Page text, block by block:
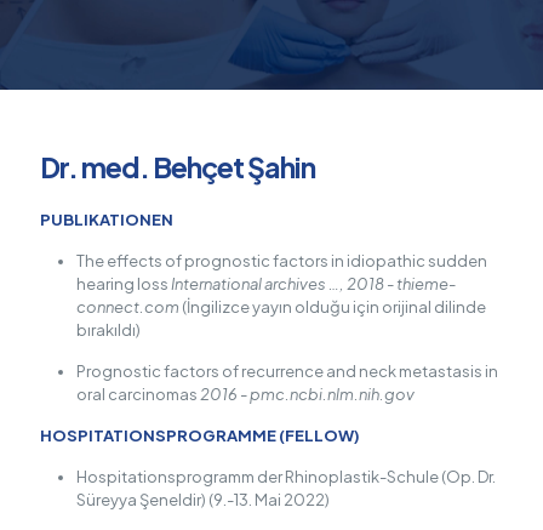
Dr. med. Behçet Şahin
PUBLIKATIONEN
The effects of prognostic factors in idiopathic sudden
hearing lossInternational archives …, 2018 - thieme-
connect.com (İngilizce yayın olduğu için orijinal dilinde
bırakıldı)
Prognostic factors of recurrence and neck metastasis in
oral carcinomas2016 - pmc.ncbi.nlm.nih.gov
HOSPITATIONSPROGRAMME (FELLOW)
Hospitationsprogramm der Rhinoplastik-Schule (Op. Dr.
Süreyya Şeneldir) (9.-13. Mai 2022)